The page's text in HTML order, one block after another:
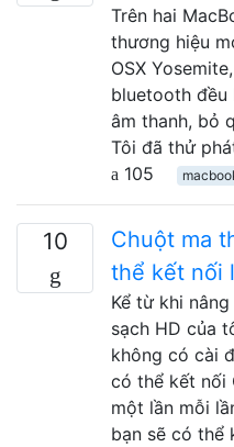
Trên hai
thương hiệu
OSX
bluetooth đều
âm thanh, bỏ
Tôi đã thử
105
10
Chuột ma
thể kết nối
Kể từ khi
sạch HD của
không có cài
có thể kết nối
một lần mỗi
bạn sẽ có thể